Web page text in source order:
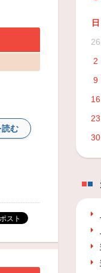
読む
日
26
2
9
16
23
30